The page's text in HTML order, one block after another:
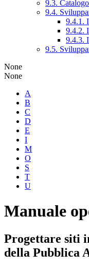
9.3.
9.4.
9.4.1.
9.4.2.
9.4.3.
9.5.
None
None
A
B
C
D
E
I
M
O
S
T
U
Manuale
Progettare siti
della Pubblica